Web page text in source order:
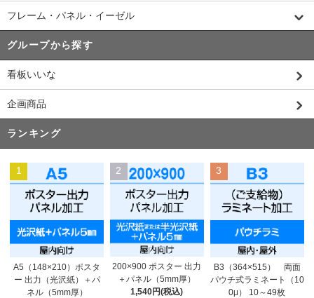
フレーム・パネル・イーゼル
グループから探す
看板いいな
企画商品
ランキング
1
A5（148×210）ポスタ
ー 出力（光沢紙）＋パ
ネル（5mm厚）
2
200×900 ポスター 出力
＋パネル（5mm厚）
1,540円(税込)
3
B3（364×515） 両面
パウチ式ラミネート（10
0μ） 10～49枚